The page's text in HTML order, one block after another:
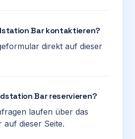
Bar kontaktieren?
direkt auf dieser
Bar reservieren?
laufen über das
dieser Seite.